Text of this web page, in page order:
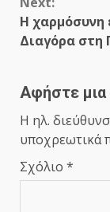
Η χαρμόσυνη
Διαγόρα στη
Αφήστε
Η ηλ.
υποχρεωτικά
Σχόλιο *